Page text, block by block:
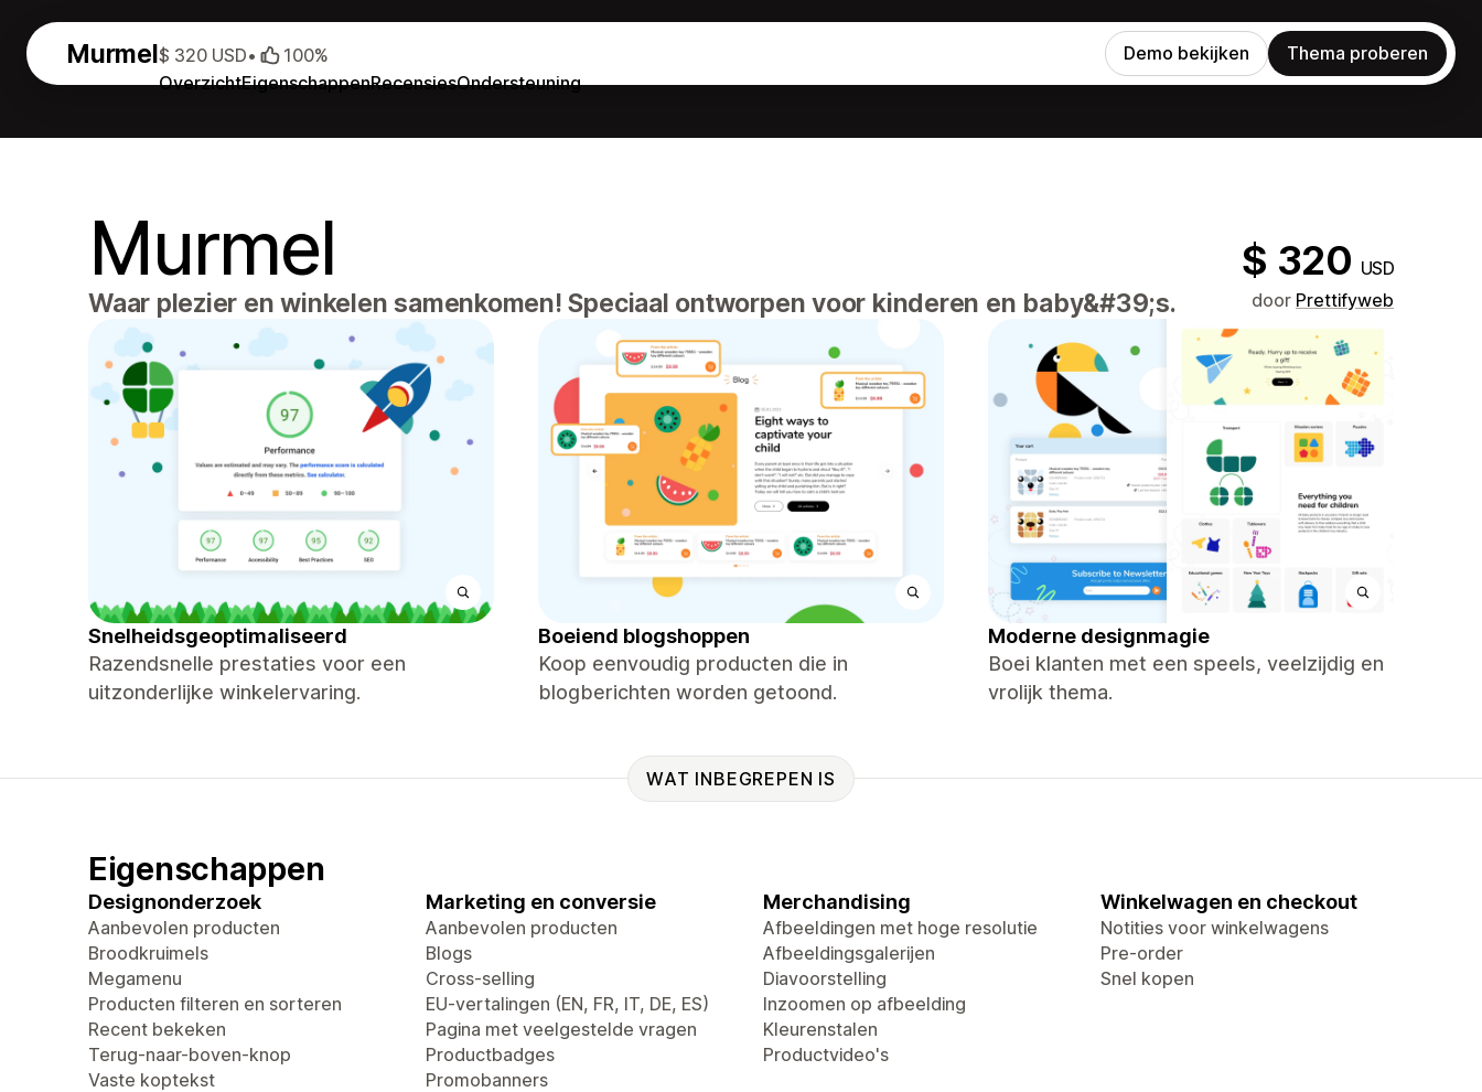
Murmel
OverzichtEigenschappenRecensiesOndersteuning
$ 320 USD• 100% Demo bekijken Thema proberen
Murmel $ 320 USD
Waar plezier en winkelen samenkomen! Speciaal ontworpen voor kinderen en baby&#39;s. door Prettifyweb
Snelheidsgeoptimaliseerd
Razendsnelle prestaties voor een
uitzonderlijke winkelervaring.
Boeiend blogshoppen
Koop eenvoudig producten die in
blogberichten worden getoond.
Moderne designmagie
Boei klanten met een speels, veelzijdig en
vrolijk thema.
WAT INBEGREPEN IS
Eigenschappen
Designonderzoek
Aanbevolen producten
Broodkruimels
Megamenu
Producten filteren en sorteren
Recent bekeken
Terug-naar-boven-knop
Vaste koptekst
Marketing en conversie
Aanbevolen producten
Blogs
Cross-selling
EU-vertalingen (EN, FR, IT, DE, ES)
Pagina met veelgestelde vragen
Productbadges
Promobanners
Merchandising
Afbeeldingen met hoge resolutie
Afbeeldingsgalerijen
Diavoorstelling
Inzoomen op afbeelding
Kleurenstalen
Productvideo's
Winkelwagen en checkout
Notities voor winkelwagens
Pre-order
Snel kopen